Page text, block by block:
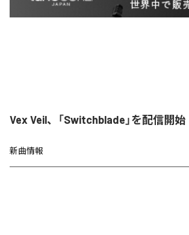
Vex Veil、「Switchblade」を配信開始
新曲情報